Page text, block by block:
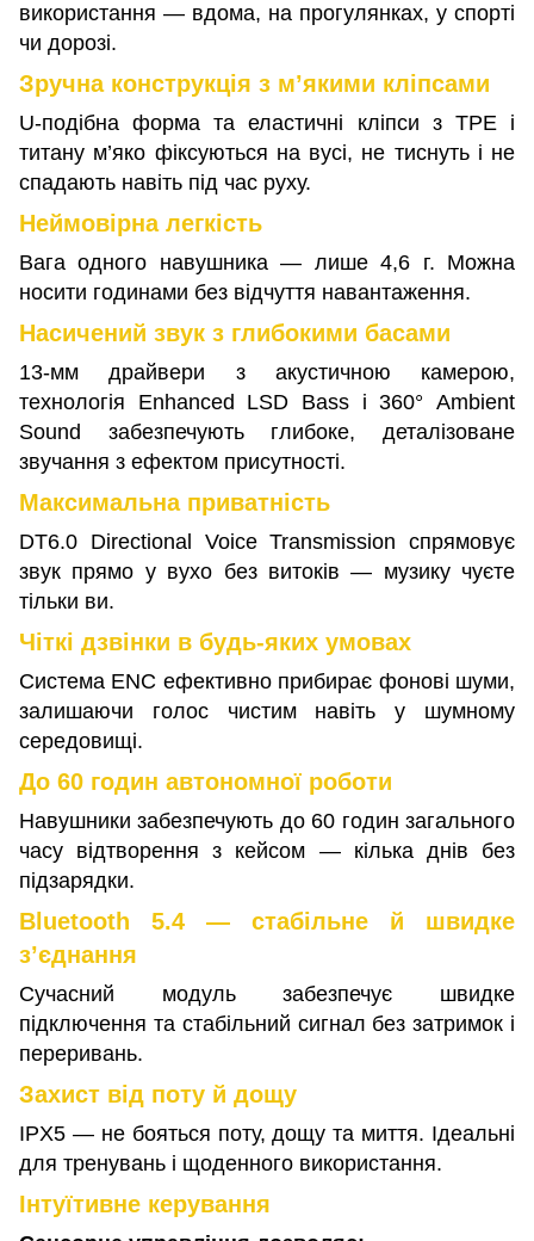
використання — вдома, на прогулянках, у спорті
чи дорозі.
Зручна конструкція з м’якими кліпсами
U-подібна форма та еластичні кліпси з TPE і
титану м’яко фіксуються на вусі, не тиснуть і не
спадають навіть під час руху.
Неймовірна легкість
Вага одного навушника — лише 4,6 г. Можна
носити годинами без відчуття навантаження.
Насичений звук з глибокими басами
13-мм драйвери з акустичною камерою,
технологія Enhanced LSD Bass і 360° Ambient
Sound забезпечують глибоке, деталізоване
звучання з ефектом присутності.
Максимальна приватність
DT6.0 Directional Voice Transmission спрямовує
звук прямо у вухо без витоків — музику чуєте
тільки ви.
Чіткі дзвінки в будь-яких умовах
Система ENC ефективно прибирає фонові шуми,
залишаючи голос чистим навіть у шумному
середовищі.
До 60 годин автономної роботи
Навушники забезпечують до 60 годин загального
часу відтворення з кейсом — кілька днів без
підзарядки.
Bluetooth 5.4 — стабільне й швидке
з’єднання
Сучасний модуль забезпечує швидке
підключення та стабільний сигнал без затримок і
переривань.
Захист від поту й дощу
IPX5 — не бояться поту, дощу та миття. Ідеальні
для тренувань і щоденного використання.
Інтуїтивне керування